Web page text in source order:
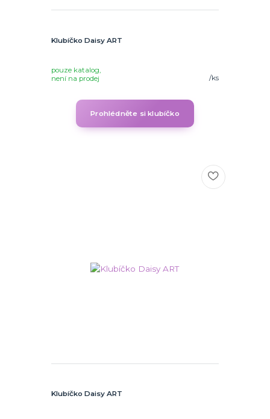
Klubíčko Daisy ART
/ks
pouze katalog,
není na prodej
Prohlédněte si klubíčko
Klubíčko Daisy ART